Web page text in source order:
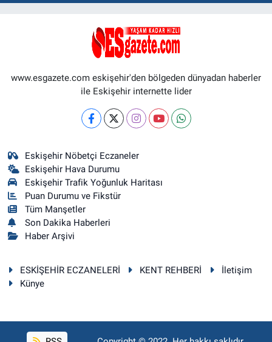
www.esgazete.com eskişehir'den bölgeden dünyadan haberler
ile Eskişehir internette lider
Eskişehir Nöbetçi Eczaneler
Eskişehir Hava Durumu
Eskişehir Trafik Yoğunluk Haritası
Puan Durumu ve Fikstür
Tüm Manşetler
Son Dakika Haberleri
Haber Arşivi
ESKİŞEHİR ECZANELERİ KENT REHBERİ
İletişim
Künye